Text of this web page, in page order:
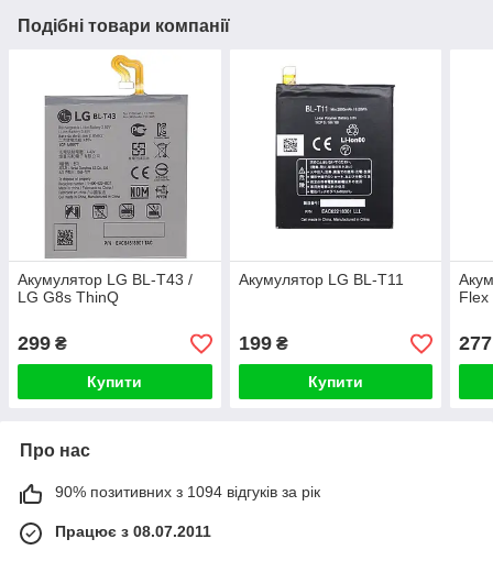
Подібні товари компанії
Акумулятор LG BL-T43 /
LG G8s ThinQ
299 ₴
Купити
Акумулятор LG BL-T11
199₴
Купити
Flex
277
Про нас
90% позитивних з 1094 відгуків за рік
Працює з 08.07.2011